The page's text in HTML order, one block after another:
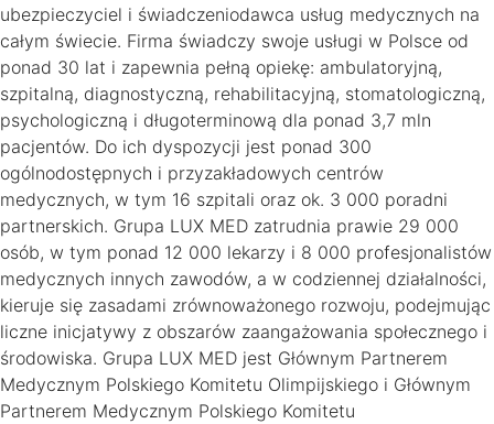
ubezpieczyciel i świadczeniodawca usług medycznych na
całym świecie. Firma świadczy swoje usługi w Polsce od
ponad 30 lat i zapewnia pełną opiekę: ambulatoryjną,
szpitalną, diagnostyczną, rehabilitacyjną, stomatologiczną,
psychologiczną i długoterminową dla ponad 3,7 mln
pacjentów. Do ich dyspozycji jest ponad 300
ogólnodostępnych i przyzakładowych centrów
medycznych, w tym 16 szpitali oraz ok. 3 000 poradni
partnerskich. Grupa LUX MED zatrudnia prawie 29 000
osób, w tym ponad 12 000 lekarzy i 8 000 profesjonalistów
medycznych innych zawodów, a w codziennej działalności,
kieruje się zasadami zrównoważonego rozwoju, podejmując
liczne inicjatywy z obszarów zaangażowania społecznego i
środowiska. Grupa LUX MED jest Głównym Partnerem
Medycznym Polskiego Komitetu Olimpijskiego i Głównym
Partnerem Medycznym Polskiego Komitetu